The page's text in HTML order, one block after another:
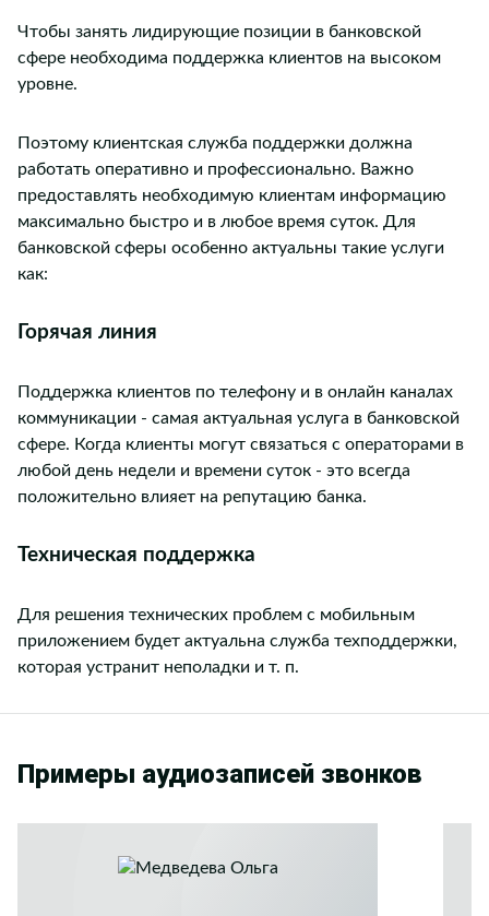
Чтобы занять лидирующие позиции в банковской
сфере необходима поддержка клиентов на высоком
уровне.
Поэтому клиентская служба поддержки должна
работать оперативно и профессионально. Важно
предоставлять необходимую клиентам информацию
максимально быстро и в любое время суток. Для
банковской сферы особенно актуальны такие услуги
как:
Горячая линия
Поддержка клиентов по телефону и в онлайн каналах
коммуникации - самая актуальная услуга в банковской
сфере. Когда клиенты могут связаться с операторами в
любой день недели и времени суток - это всегда
положительно влияет на репутацию банка.
Техническая поддержка
Для решения технических проблем с мобильным
приложением будет актуальна служба техподдержки,
которая устранит неполадки и т. п.
Примеры аудиозаписей звонков